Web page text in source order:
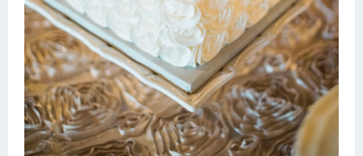
Напитки
Дизайн комнаты